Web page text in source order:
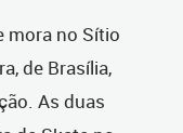
mora no Sítio
de Brasília,
As duas